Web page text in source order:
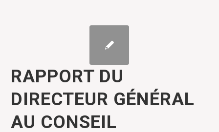
RAPPORT DU
DIRECTEUR GÉNÉRAL
AU CONSEIL